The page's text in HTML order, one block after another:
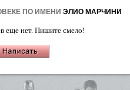
ПО ИМЕНИ ЭЛИО МАРЧИНИ
еще нет. Пишите смело!